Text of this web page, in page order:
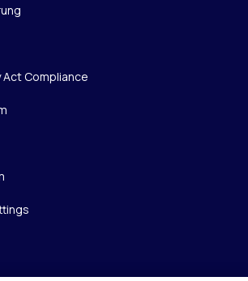
Act Compliance